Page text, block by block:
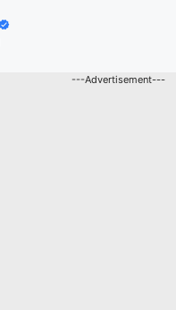
---Advertisement---